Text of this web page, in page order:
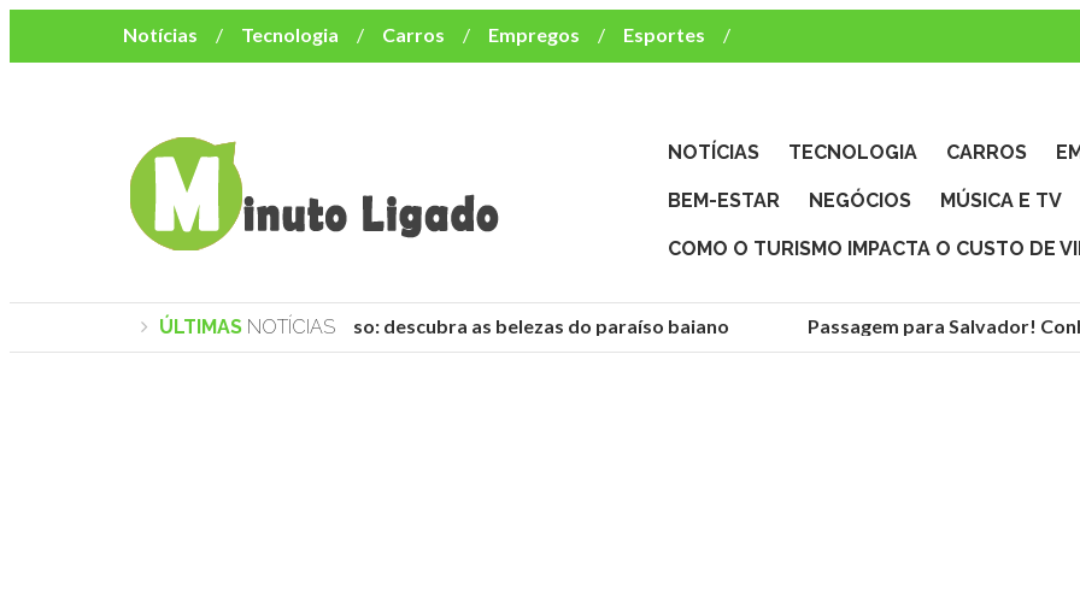
Notícias Tecnologia Carros Empregos
Esportes
Mulher
Bem-Estar Negócios
Música e TV
NOTÍCIAS TECNOLOGIA CARROS
BEM-ESTAR NEGÓCIOS MÚSICA E TV
COMO O TURISMO IMPACTA O CUSTO DE
ÚLTIMAS NOTÍCIAS
Praias de Trancoso: descubra as belezas do paraíso baiano Passagem para Salvador!